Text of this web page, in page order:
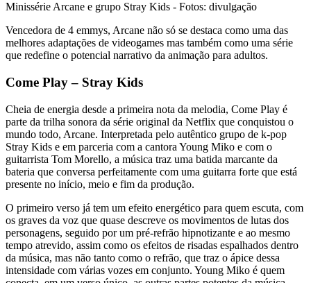
Minissérie Arcane e grupo Stray Kids - Fotos: divulgação
Vencedora de 4 emmys, Arcane não só se destaca como uma das
melhores adaptações de videogames mas também como uma série
que redefine o potencial narrativo da animação para adultos.
Come Play – Stray Kids
Cheia de energia desde a primeira nota da melodia, Come Play é
parte da trilha sonora da série original da Netflix que conquistou o
mundo todo, Arcane. Interpretada pelo autêntico grupo de k-pop
Stray Kids e em parceria com a cantora Young Miko e com o
guitarrista Tom Morello, a música traz uma batida marcante da
bateria que conversa perfeitamente com uma guitarra forte que está
presente no início, meio e fim da produção.
O primeiro verso já tem um efeito energético para quem escuta, com
os graves da voz que quase descreve os movimentos de lutas dos
personagens, seguido por um pré-refrão hipnotizante e ao mesmo
tempo atrevido, assim como os efeitos de risadas espalhados dentro
da música, mas não tanto como o refrão, que traz o ápice dessa
intensidade com várias vozes em conjunto. Young Miko é quem